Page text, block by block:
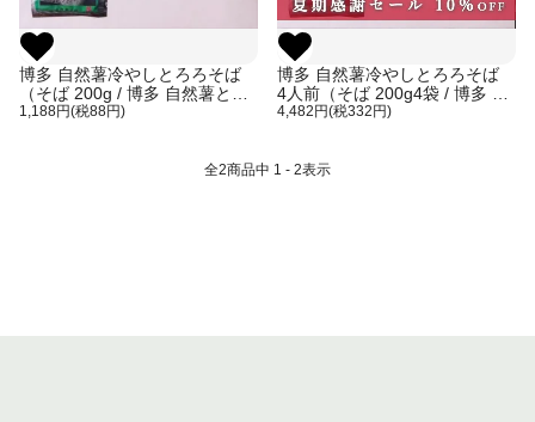
博多 自然薯冷やしとろろそば
（そば 200g / 博多 自然薯とろ
ろ55g×1個 / 麺つゆ1袋(50g)）
1,188円(税88円)
博多 自然薯冷やしとろろそば
4人前（そば 200g4袋 / 博多 自
然薯とろろ55g×4個 / 麺つゆ4袋
4,482円(税332円)
全2商品中 1 - 2表示